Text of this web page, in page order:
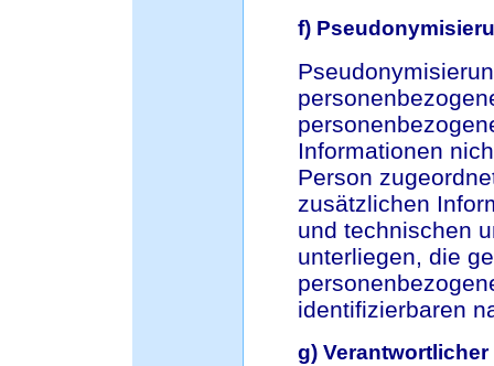
f)
Informationen
Person
zusätzlichen
und technischen
unterliegen, die
identifizierbaren
g)